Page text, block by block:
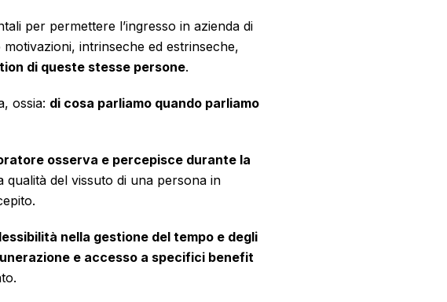
per permettere l’ingresso in azienda di
intrinseche ed estrinseche,
di queste stesse persone.
ossia: di cosa parliamo quando parliamo
osserva e percepisce durante la
del vissuto di una persona in
nella gestione del tempo e degli
e accesso a specifici benefit